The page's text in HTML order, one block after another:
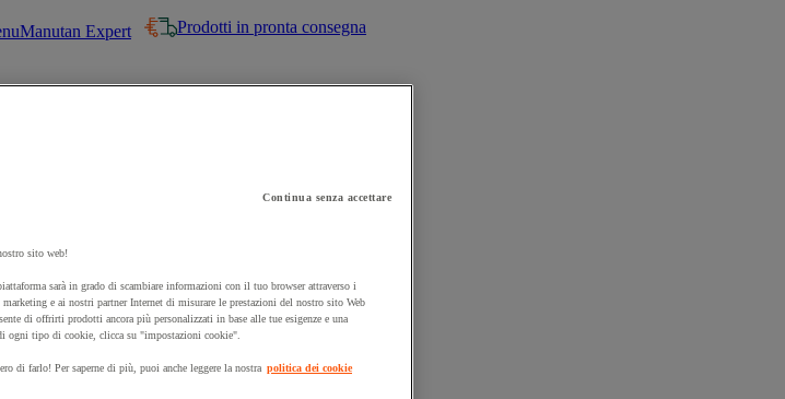
Manutan Expert
Prodotti in pronta consegna
Continua senza accettare
sito web!
sarà in grado di scambiare informazioni con il tuo browser attraverso i
e ai nostri partner Internet di misurare le prestazioni del nostro sito Web
di offrirti prodotti ancora più personalizzati in base alle tue esigenze e una
ogni tipo di cookie, clicca su "impostazioni cookie".
di farlo! Per saperne di più, puoi anche leggere la nostra politica dei cookie